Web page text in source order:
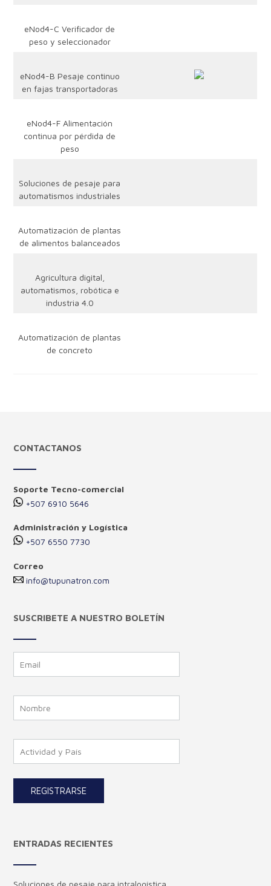
eNod4-C Verificador de
peso y seleccionador
eNod4-B Pesaje continuo
en fajas transportadoras
eNod4-F Alimentación
continua por pérdida de
peso
Soluciones de pesaje para
automatismos industriales
Automatización de plantas
de alimentos balanceados
Agricultura digital,
automatismos, robótica e
industria 4.0
Automatización de plantas
de concreto
CONTACTANOS
Soporte Tecno-comercial
+507 6910 5646
Administración y Logística
+507 6550 7730
Correo
info@tupunatron.com
SUSCRIBETE A NUESTRO BOLETÍN
ENTRADAS RECIENTES
Soluciones de pesaje para intralogística